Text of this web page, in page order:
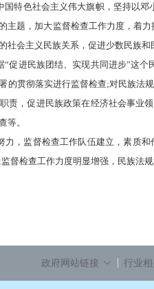
色社会主义伟大旗帜，坚持以邓
主题，加大监督检查工作力度，着
社会主义民族关系，促进少数民族和
进民族团结、实现共同进步”这个
的贯彻落实进行监督检查;对民族法
责，促进民族政策在经济社会事业
等。
，监督检查工作队伍建立，素质和
督检查工作力度明显增强，民族法规
政府网站链接 行业